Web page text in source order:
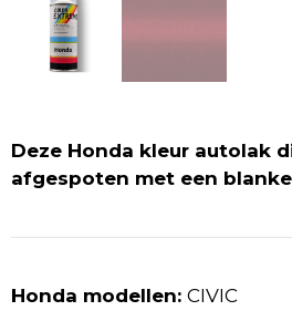
Deze Honda kleur autolak
afgespoten met een
Honda modellen: CIVIC